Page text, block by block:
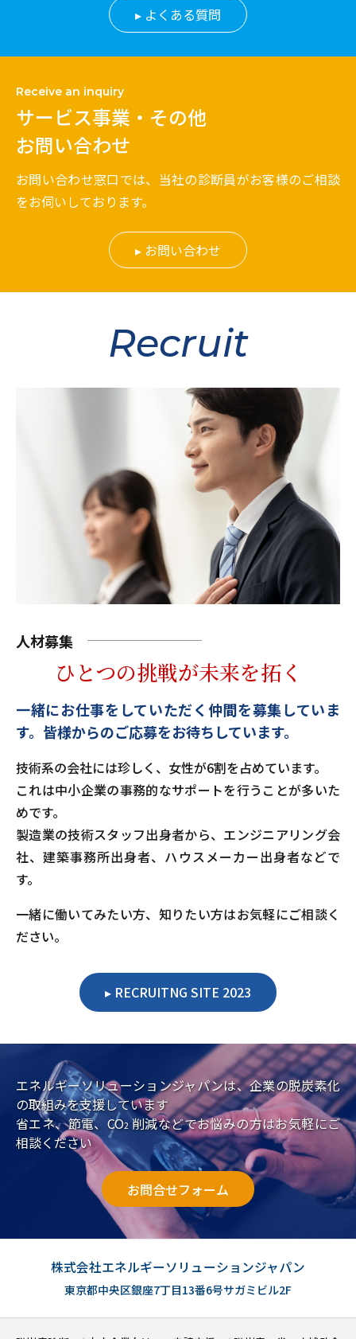
よくある質問
Receive an inquiry
サービス事業・その他
お問い合わせ
お問い合わせ窓口では、当社の診断員がお客様のご相談
をお伺いしております。
お問い合わせ
Recruit
人材募集
ひとつの挑戦が未来を拓く
一緒にお仕事をしていただく仲間を募集していま
す。 皆様からのご応募をお待ちしています。
技術系の会社には珍しく、女性が6割を占めています。
これは中小企業の事務的なサポートを行うことが多いた
めです。
製造業の技術スタッフ出身者から、エンジニアリング会
社、建築事務所出身者、ハウスメーカー出身者などで
す。
一緒に働いてみたい方、知りたい方はお気軽にご相談く
ださい。
RECRUITNG SITE 2023
エネルギーソリューションジャパンは、企業の脱炭素化
の取組みを支援しています
省エネ、節電、CO2 削減などでお悩みの方はお気軽にご
相談ください
お問合せフォーム
株式会社エネルギーソリューションジャパン
東京都中央区銀座7丁目13番6号サガミビル2F